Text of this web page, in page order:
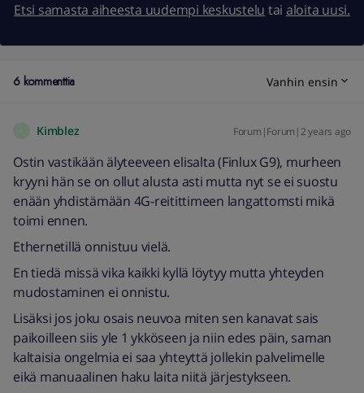
Etsi samasta aiheesta uudempi keskustelu tai aloita uusi.
6 kommenttia Vanhin ensin
Kimblez Forum|Forum|2 years ago
Ostin vastikään älyteeveen elisalta (Finlux G9), murheen
kryyni hän se on ollut alusta asti mutta nyt se ei suostu
enään yhdistämään 4G-reitittimeen langattomsti mikä
toimi ennen.
Ethernetillä onnistuu vielä.
En tiedä missä vika kaikki kyllä löytyy mutta yhteyden
mudostaminen ei onnistu.
Lisäksi jos joku osais neuvoa miten sen kanavat sais
paikoilleen siis yle 1 ykköseen ja niin edes päin, saman
kaltaisia ongelmia ei saa yhteyttä jollekin palvelimelle
eikä manuaalinen haku laita niitä järjestykseen.